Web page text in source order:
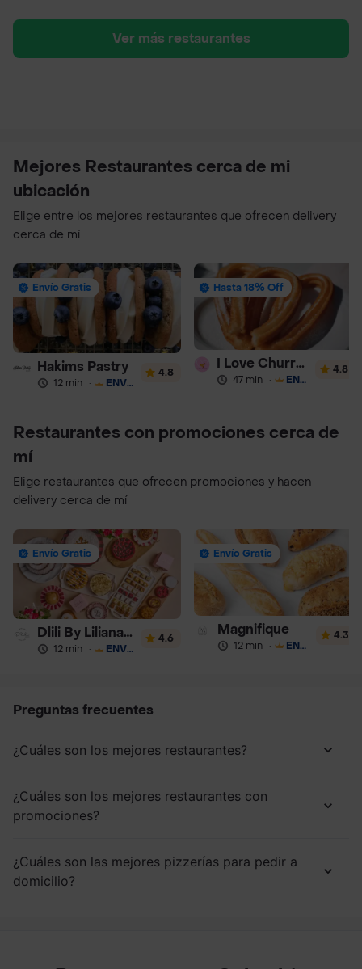
Ver más restaurantes
Mejores Restaurantes cerca de mi
ubicación
Elige entre los mejores restaurantes que ofrecen delivery
cerca de mí
Envío Gratis
Hakims Pastry
12 min · ENVÍO GRATIS
4.8
Hasta 18% Off
I Love Churros 95
47 min · ENVÍO GRATIS
4.8
Restaurantes con promociones cerca de
mí
Elige restaurantes que ofrecen promociones y hacen
delivery cerca de mí
Envío Gratis
Dlili By Liliana Arango
12 min · ENVÍO GRATIS
4.6
Envío Gratis
Magnifique
12 min · ENVÍO GRATIS
4.3
Preguntas frecuentes
¿Cuáles son los mejores restaurantes?
¿Cuáles son los mejores restaurantes con
promociones?
¿Cuáles son las mejores pizzerías para pedir a
domicilio?